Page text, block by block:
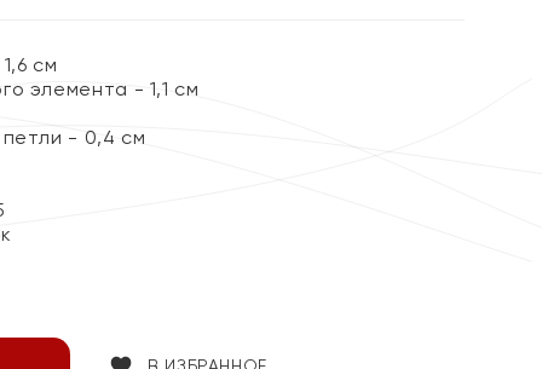
см
элемента - 1,1 см
- 0,4 см
В ИЗБРАННОЕ